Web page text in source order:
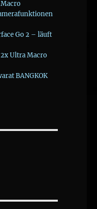
Go 2 – läuft
Ultra Macro
BANGKOK